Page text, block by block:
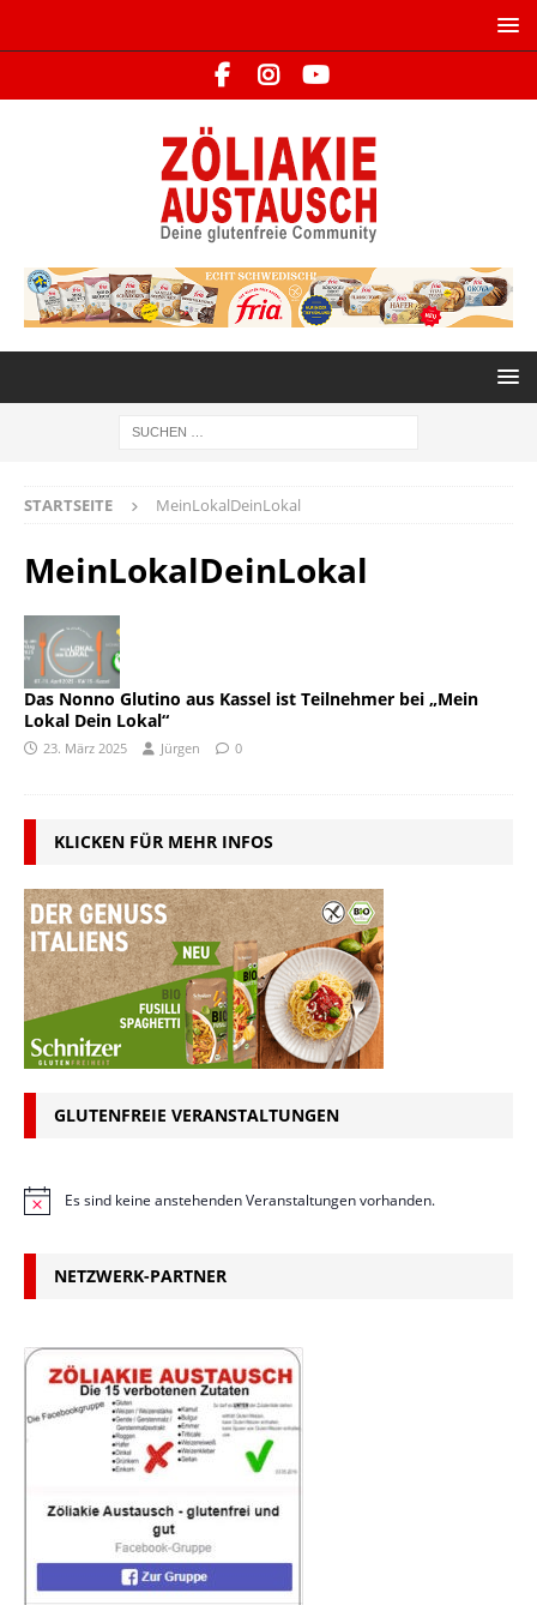
STARTSEITE MeinLokalDeinLokal
MeinLokalDeinLokal
Das Nonno Glutino aus Kassel ist Teilnehmer bei „Mein
Lokal Dein Lokal“
23. März 2025 Jürgen 0
KLICKEN FÜR MEHR INFOS
GLUTENFREIE VERANSTALTUNGEN
H
i
Es sind keine anstehenden Veranstaltungen vorhanden.
NETZWERK-PARTNER